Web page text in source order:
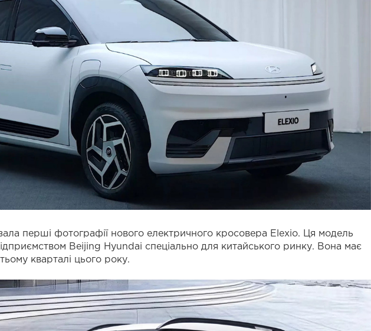
перші фотографії нового електричного кросовера Elexio. Ця модель
Beijing Hyundai спеціально для китайського ринку. Вона має
кварталі цього року.